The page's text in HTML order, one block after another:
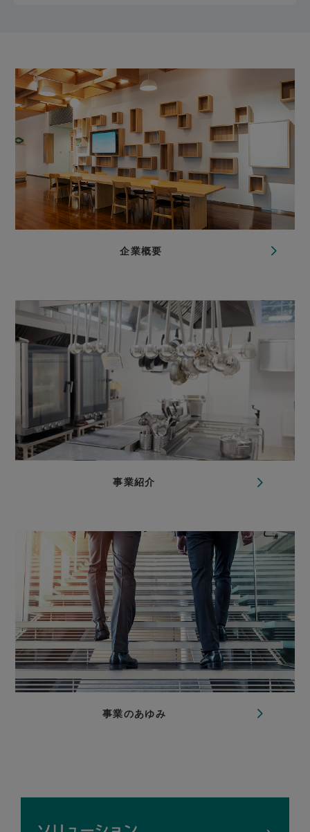
企業概要
事業紹介
事業のあゆみ